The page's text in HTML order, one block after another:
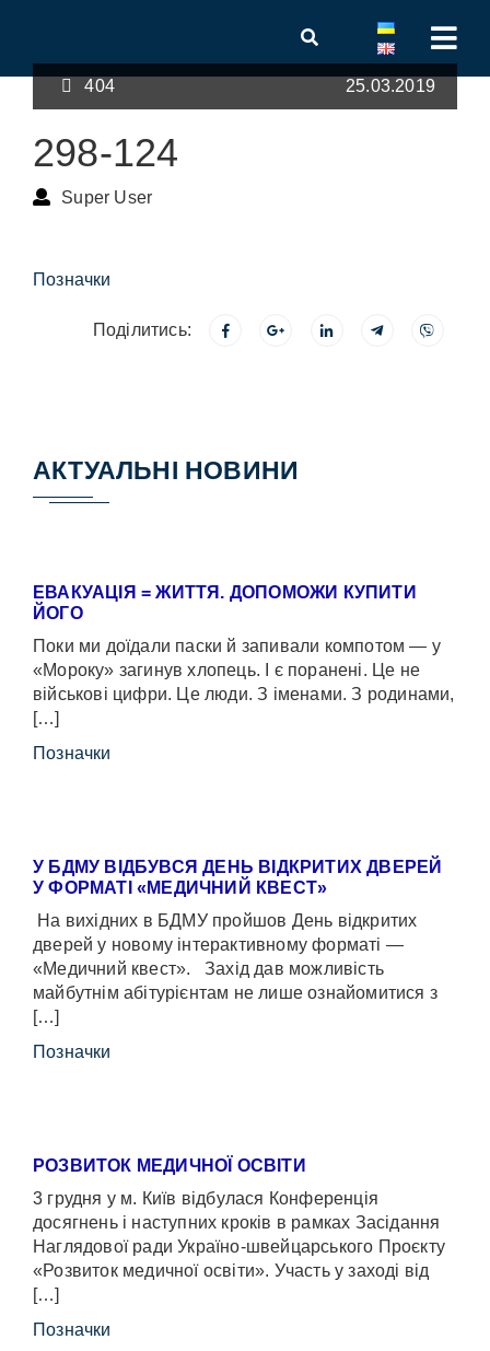
404 25.03.2019
298-124
Super User
Позначки
Поділитись:
АКТУАЛЬНІ НОВИНИ
ЕВАКУАЦІЯ = ЖИТТЯ. ДОПОМОЖИ КУПИТИ
ЙОГО
Поки ми доїдали паски й запивали компотом — у
«Мороку» загинув хлопець. І є поранені. Це не
військові цифри. Це люди. З іменами. З родинами,
[…]
Позначки
У БДМУ ВІДБУВСЯ ДЕНЬ ВІДКРИТИХ ДВЕРЕЙ
У ФОРМАТІ «МЕДИЧНИЙ КВЕСТ»
На вихідних в БДМУ пройшов День відкритих
дверей у новому інтерактивному форматі —
«Медичний квест». Захід дав можливість
майбутнім абітурієнтам не лише ознайомитися з
[…]
Позначки
РОЗВИТОК МЕДИЧНОЇ ОСВІТИ
3 грудня у м. Київ відбулася Конференція
досягнень і наступних кроків в рамках Засідання
Наглядової ради Україно-швейцарського Проєкту
«Розвиток медичної освіти». Участь у заході від
[…]
Позначки